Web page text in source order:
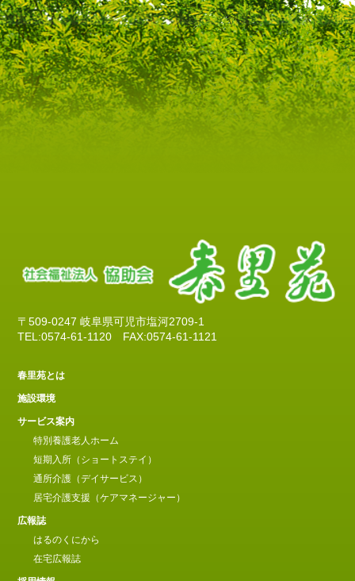
〒509-0247 岐阜県可児市塩河2709-1
TEL:0574-61-1120
FAX:0574-61-1121
春里苑とは
施設環境
サービス案内
特別養護老人ホーム
短期入所（ショートステイ）
通所介護（デイサービス）
居宅介護支援（ケアマネージャー）
広報誌
はるのくにから
在宅広報誌